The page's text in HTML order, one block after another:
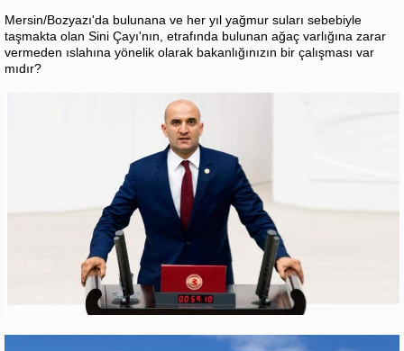
Mersin/Bozyazı'da bulunana ve her yıl yağmur suları sebebiyle
taşmakta olan Sini Çayı'nın, etrafında bulunan ağaç varlığına zarar
vermeden ıslahına yönelik olarak bakanlığınızın bir çalışması var
mıdır?